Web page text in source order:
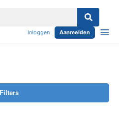
Inloggen Aanmelden
Filters